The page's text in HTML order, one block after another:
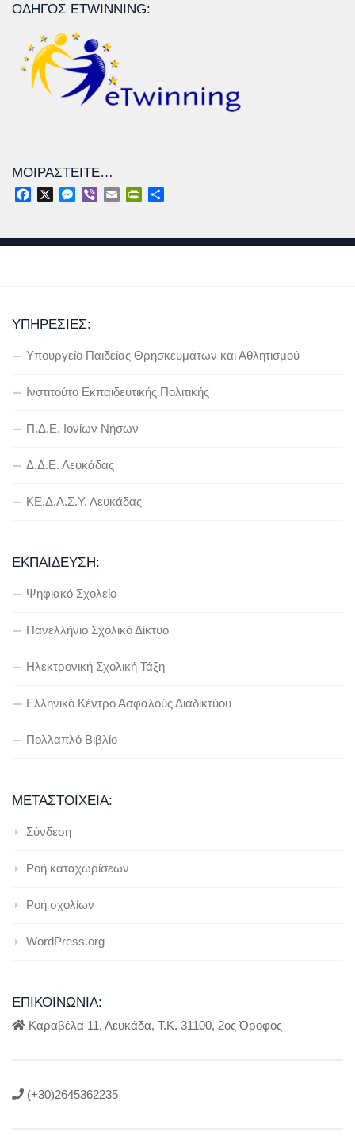
ΟΔΗΓΌΣ ETWINNING:
ΜΟΙΡΑΣΤΕΊΤΕ…
FacebookMessenger
Viber EmailPrintFriendly
ΥΠΗΡΕΣΊΕΣ:
Υπουργείο Παιδείας Θρησκευμάτων και Αθλητισμού
Ινστιτούτο Εκπαιδευτικής Πολιτικής
Π.Δ.Ε. Ιονίων Νήσων
Δ.Δ.Ε. Λευκάδας
ΚΕ.Δ.Α.Σ.Υ. Λευκάδας
ΕΚΠΑΊΔΕΥΣΗ:
Ψηφιακό Σχολείο
Πανελλήνιο Σχολικό Δίκτυο
Ηλεκτρονική Σχολική Τάξη
Ελληνικό Κέντρο Ασφαλούς Διαδικτύου
Πολλαπλό Βιβλίο
ΜΕΤΑΣΤΟΙΧΕΊΑ:
Σύνδεση
Ροή καταχωρίσεων
Ροή σχολίων
WordPress.org
ΕΠΙΚΟΙΝΩΝΊΑ:
Καραβέλα 11, Λευκάδα, Τ.Κ. 31100, 2ος Όροφος
(+30)2645362235